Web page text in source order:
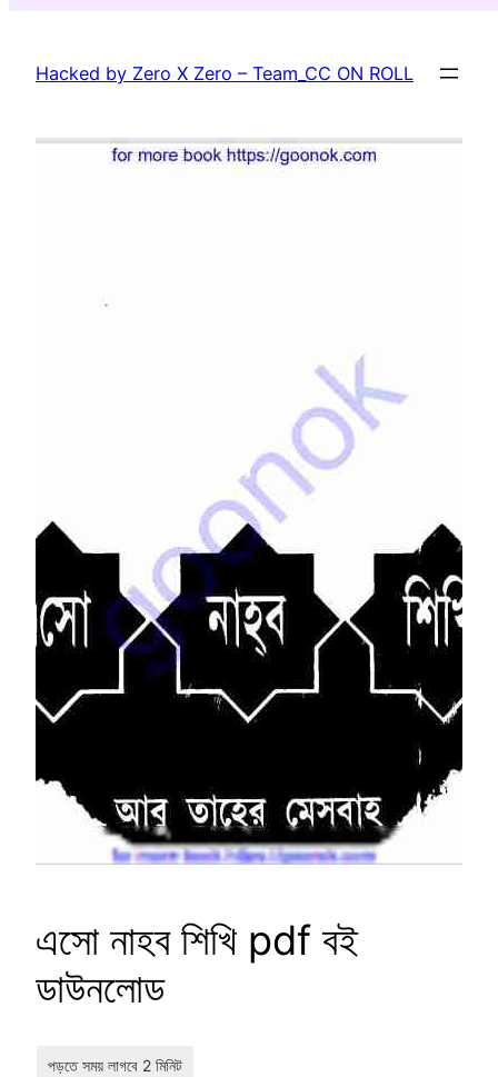
content
Hacked by Zero X Zero – Team_CC ON ROLL
এসো নাহব শিখি pdf বই
ডাউনলোড